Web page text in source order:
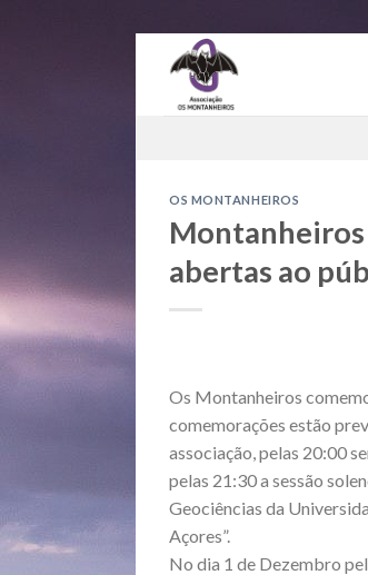
content
OS MONTANHEIROS
Montanheiros
abertas ao
Os Montanheiros
comemorações estão
associação, pelas 20:00
pelas 21:30 a sessão
Geociências da
Açores”.
No dia 1 de Dezembro